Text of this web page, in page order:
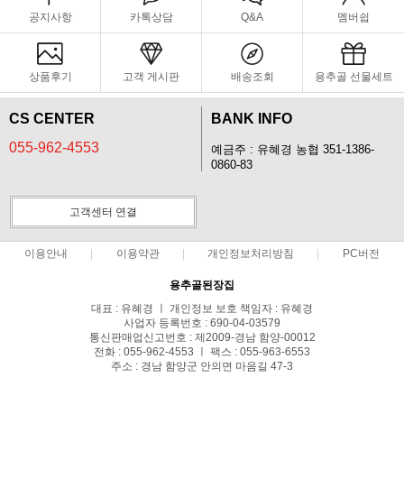
공지사항 카톡상담 Q&A 멤버쉽
상품후기 고객 게시판 배송조회 용추골 선물세트
CS CENTER
055-962-4553
BANK INFO
예금주 : 유혜경 농협 351-1386-
0860-83
고객센터 연결
이용안내 이용약관 개인정보처리방침 PC버전
용추골된장집
대표 : 유혜경 ㅣ 개인정보 보호 책임자 : 유혜경
사업자 등록번호 : 690-04-03579
통신판매업신고번호 : 제2009-경남 함양-00012
전화 : 055-962-4553 ㅣ 팩스 : 055-963-6553
주소 : 경남 함양군 안의면 마음길 47-3